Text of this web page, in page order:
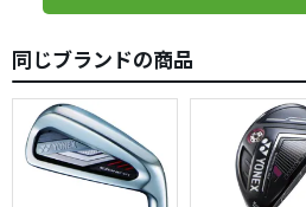
同じブランドの商品